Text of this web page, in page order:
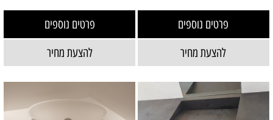
פרטים נוספים
להצעת מחיר
פרטים נוספים
להצעת מחיר